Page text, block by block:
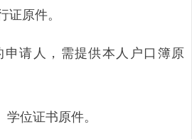
原件。
请人，需提供本人户口簿原
位证书原件。